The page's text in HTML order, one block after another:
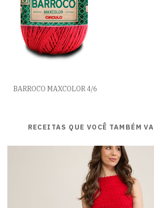
BARROCO MAXCOLOR 4/6
RECEITAS QUE VOCÊ TAMBÉM